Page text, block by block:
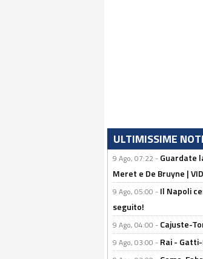
ULTIMISSIME
9 Ago, 07:22 - Guardate
Meret e De Bruyne |
9 Ago, 05:00 - Il Napoli
seguito!
9 Ago, 04:00 - Cajuste-
9 Ago, 03:00 - Rai -